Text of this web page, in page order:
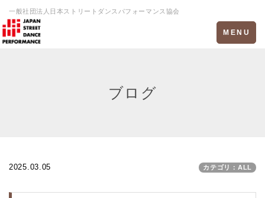
一般社団法人日本ストリートダンスパフォーマンス協会
Toggle
navigation
MENU
ブログ
2025.03.05 カテゴリ：ALL